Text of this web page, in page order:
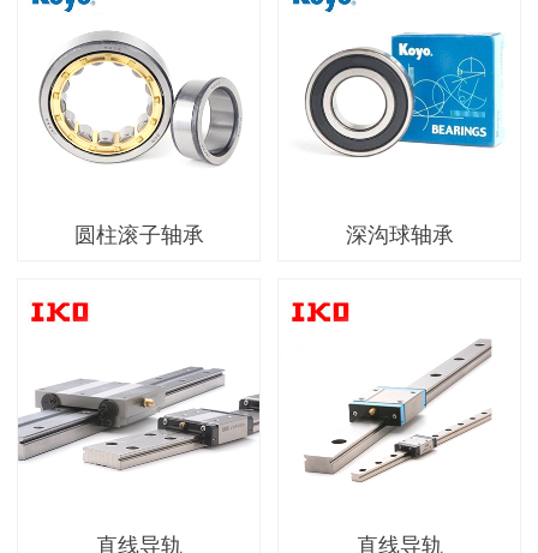
圆柱滚子轴承 深沟球轴承
直线导轨 直线导轨